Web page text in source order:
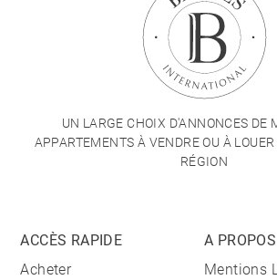
UN LARGE CHOIX D'ANNONCES DE
APPARTEMENTS À VENDRE OU À LOUER
RÉGION
ACCÈS RAPIDE
Acheter
A PROPOS
Mentions